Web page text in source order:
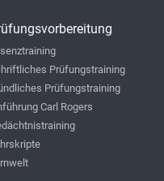
Prüfungstraining
Prüfungstraining
Carl Rogers